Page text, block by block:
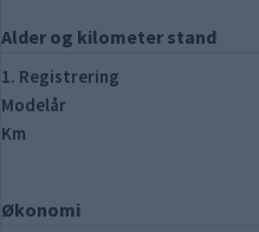
Alder og kilometer stand
1. Registrering
Modelår
Km
Økonomi